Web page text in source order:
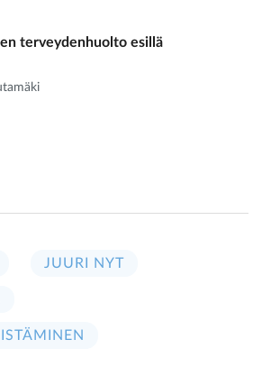
terveydenhuolto esillä
JUURI NYT